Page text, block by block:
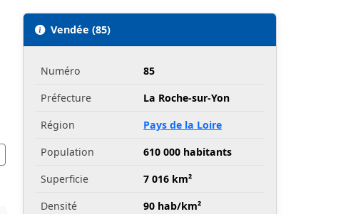
Vendée (85)
Numéro
85
Préfecture
La Roche-sur-Yon
Région
Pays de la Loire
Population
610 000 habitants
Superficie
7 016 km²
Densité
90 hab/km²